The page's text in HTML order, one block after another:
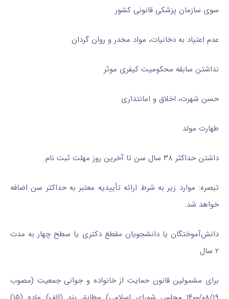
سوی سازمان پزشکی قانونی کشور
عدم اعتیاد به دخانیات، مواد مخدر و روان گردان
نداشتن سابقه محکومیت کیفری موثر
حسن شهرت، اخلاق و امانتداری
طهارت مولد
داشتن حداکثر ۳۸ سال سن تا آخرین روز مهلت ثبت نام.
تبصره: موارد زیر به شرط ارائه تأییدیه معتبر به حداکثر سن اضافه
خواهد شد.
دانش‌آموختگان یا دانشجویان مقطع دکتری یا سطح چهار به مدت
۲ سال
برای مشمولین قانون حمایت از خانواده و جوانی جمعیت (مصوب